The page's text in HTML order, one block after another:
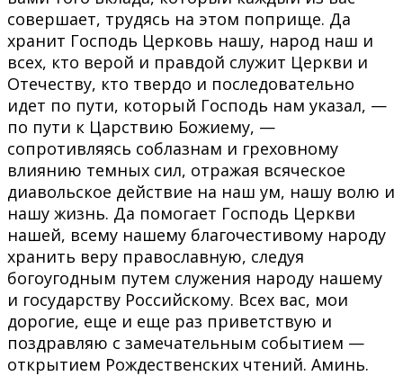
совершает, трудясь на этом поприще. Да
хранит Господь Церковь нашу, народ наш и
всех, кто верой и правдой служит Церкви и
Отечеству, кто твердо и последовательно
идет по пути, который Господь нам указал, —
по пути к Царствию Божиему, —
сопротивляясь соблазнам и греховному
влиянию темных сил, отражая всяческое
диавольское действие на наш ум, нашу волю и
нашу жизнь. Да помогает Господь Церкви
нашей, всему нашему благочестивому народу
хранить веру православную, следуя
богоугодным путем служения народу нашему
и государству Российскому. Всех вас, мои
дорогие, еще и еще раз приветствую и
поздравляю с замечательным событием —
открытием Рождественских чтений. Аминь.